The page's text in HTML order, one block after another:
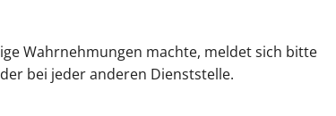
Wahrnehmungen machte, meldet sich bitte
bei jeder anderen Dienststelle.